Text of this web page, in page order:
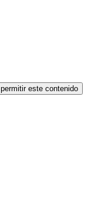
este contenido